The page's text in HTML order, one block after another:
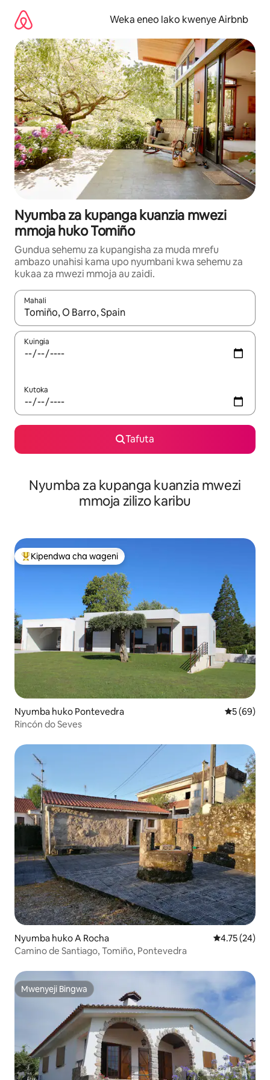
kwenda
kwenye
maudhui
Weka eneo lako kwenye Airbnb
Nyumba za kupanga kuanzia mwezi
mmoja huko Tomiño
Gundua sehemu za kupangisha za muda mrefu
ambazo unahisi kama upo nyumbani kwa sehemu za
kukaa za mwezi mmoja au zaidi.
Mahali
Wakati matokeo yanapatikana, vinjari kwa kutumia vitufe vya
Kuingia
Kutoka
Tafuta
Nyumba za kupanga kuanzia mwezi
mmoja zilizo karibu
Kipendwa maarufu cha wageni
Kipendwa cha wageni
Nyumba huko Pontevedra Ukadiriaji
5 (69)
Rincón do Seves
Nyumba huko A Rocha Ukadiriaji wa
4.75 (24)
Camino de Santiago, Tomiño, Pontevedra
Mwenyeji Bingwa
Mwenyeji Bingwa